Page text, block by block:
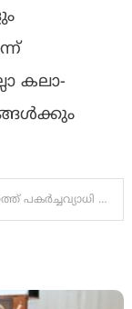
കലാ-
സംസ്ഥാനത്ത് പകര്‍ച്ചവ്യാധി വ്യാപനം രൂക്ഷം; പനി ബാധിതരുടെ എണ്ണം അഞ്ച് ദിവസനുള്ളില്‍ പതിനായിരത്തിന് മുകളില്‍